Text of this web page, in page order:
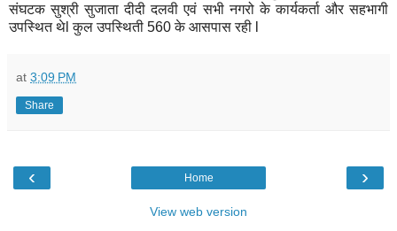
संघटक सुश्री सुजाता दीदी दलवी एवं सभी नगरो के कार्यकर्ता और सहभागी
उपस्थित थेl कुल उपस्थिती 560 के आसपास रही l
at 3:09 PM
Share
‹ ›
Home
View web version